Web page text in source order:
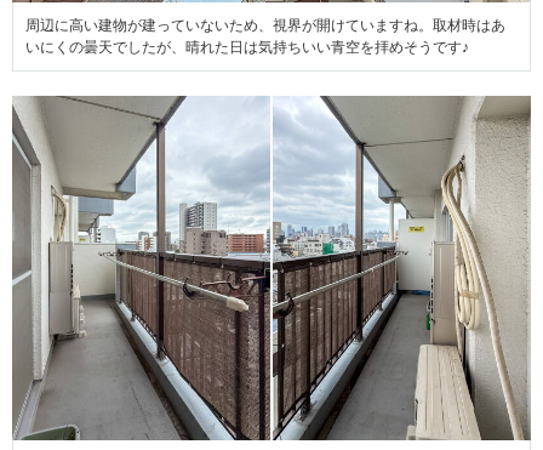
周辺に高い建物が建っていないため、視界が開けていますね。取材時はあ
いにくの曇天でしたが、晴れた日は気持ちいい青空を拝めそうです♪